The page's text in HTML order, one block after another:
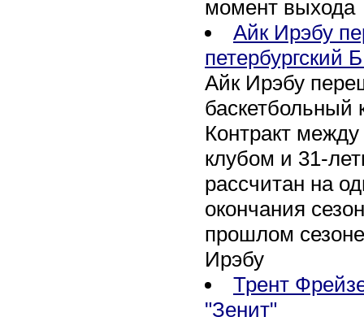
момент выхода
Айк Ирэбу
петербургский
Айк Ирэбу
баскетбольный
Контракт между
клубом и 31-
рассчитан на
окончания
прошлом
Ирэбу
Трент
"Зенит"